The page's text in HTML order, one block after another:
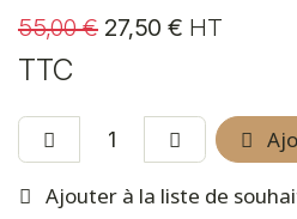
55,00€ 27,50 € HT
TTC
Ajouter à la liste de